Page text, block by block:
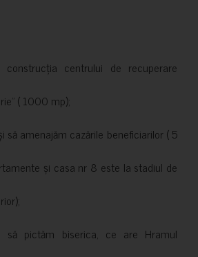
construcția centrului de recuperare
( 1000 mp);
să amenajăm cazările beneficiarilor ( 5
și casa nr 8 este la stadiul de
să pictăm biserica, ce are Hramul